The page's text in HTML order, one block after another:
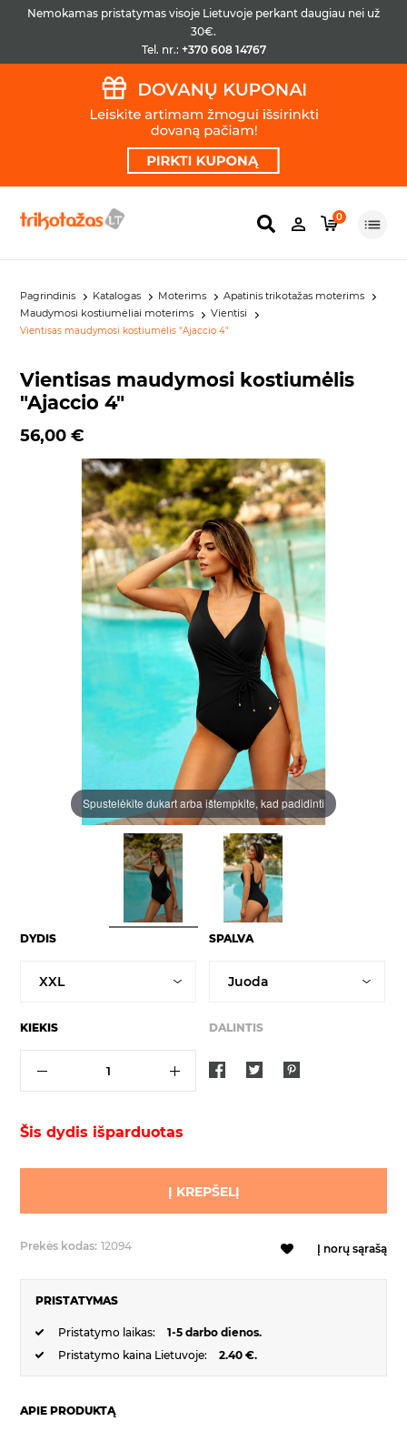
Nemokamas pristatymas visoje Lietuvoje perkant daugiau nei už
30€.
Tel. nr.: +370 608 14767
0
Pagrindinis Katalogas Moterims
Apatinis trikotažas moterims
Maudymosi kostiumėliai moterims
Vientisi
Vientisas maudymosi kostiumėlis "Ajaccio 4"
Vientisas maudymosi kostiumėlis
"Ajaccio 4"
56,00 €
Spustelėkite dukart arba ištempkite, kad padidinti
DYDIS SPALVA
KIEKIS DALINTIS
Šis dydis išparduotas
Į KREPŠELĮ
Prekės kodas: 12094 Į norų sąrašą
PRISTATYMAS
Pristatymo laikas:
1-5 darbo dienos.
Pristatymo kaina Lietuvoje:
2.40 €.
APIE PRODUKTĄ